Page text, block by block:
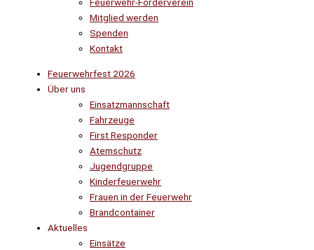
Feuerwehr-Förderverein
Mitglied werden
Spenden
Kontakt
Feuerwehrfest 2026
Über uns
Einsatzmannschaft
Fahrzeuge
First Responder
Atemschutz
Jugendgruppe
Kinderfeuerwehr
Frauen in der Feuerwehr
Brandcontainer
Aktuelles
Einsätze